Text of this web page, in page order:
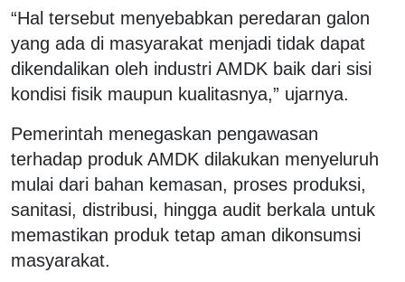
“Hal tersebut menyebabkan peredaran galon
yang ada di masyarakat menjadi tidak dapat
dikendalikan oleh industri AMDK baik dari sisi
kondisi fisik maupun kualitasnya,” ujarnya.
Pemerintah menegaskan pengawasan
terhadap produk AMDK dilakukan menyeluruh
mulai dari bahan kemasan, proses produksi,
sanitasi, distribusi, hingga audit berkala untuk
memastikan produk tetap aman dikonsumsi
masyarakat.